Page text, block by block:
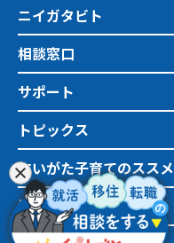
ニイガタビト
相談窓口
サポート
トピックス
にいがた子育てのススメ
地域おこし協力隊